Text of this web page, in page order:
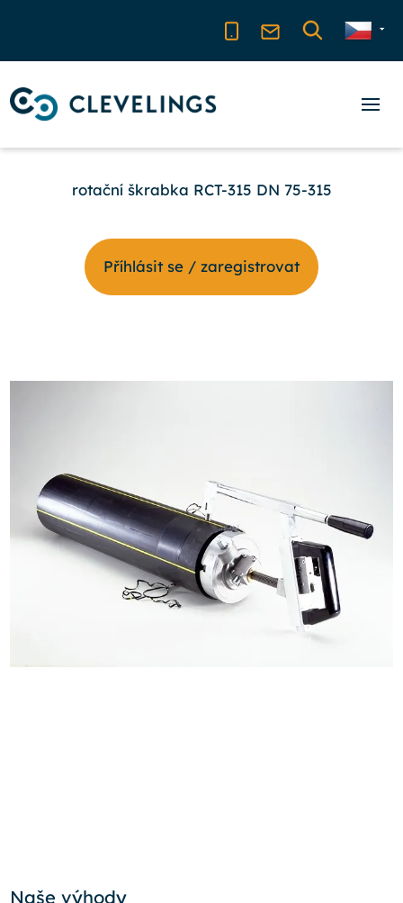
rotační škrabka RCT-315 DN 75-315
Příhlásit se / zaregistrovat
Naše výhody